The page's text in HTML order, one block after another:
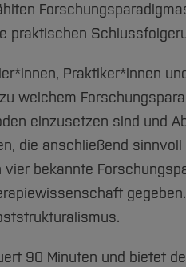
praktischen
Praktiker*innen
welchem
einzusetzen sind und
die anschließend
vier bekannte
90 Minuten und bietet